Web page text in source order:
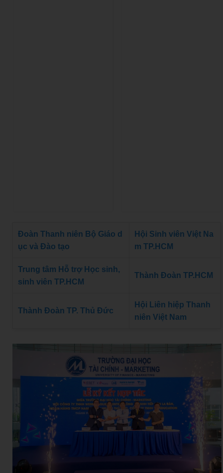
Đoàn Thanh niên Bộ Giáo d
ục và Đào tạo
Hội Sinh viên Việt Na
m TP.HCM
Trung tâm Hỗ trợ Học sinh,
sinh viên TP.HCM
Thành Đoàn TP.HCM
Thành Đoàn TP. Thủ Đức
Hội Liên hiệp Thanh
niên Việt Nam